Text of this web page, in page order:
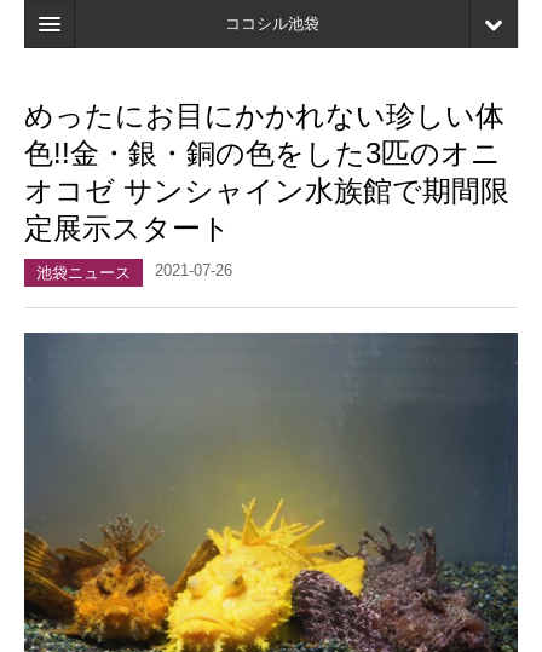
ココシル池袋
検索
店舗・施設最新情報
口コミ
マイページ
めったにお目にかかれない珍しい体
色!!金・銀・銅の色をした3匹のオニ
オコゼ サンシャイン水族館で期間限
定展示スタート
池袋ニュース 2021-07-26